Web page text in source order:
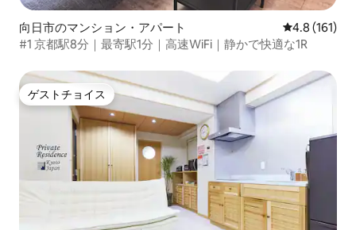
向日市のマンション・アパート レビュー161
4.8 (161)
#1 京都駅8分｜最寄駅1分｜高速WiFi｜静かで快適な1R
ゲストチョイス
ゲストチョイス